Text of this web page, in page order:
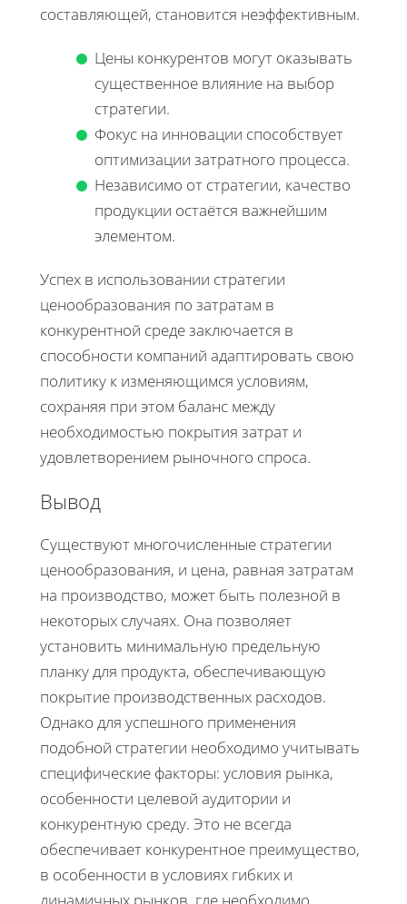
составляющей, становится неэффективным.
Цены конкурентов могут оказывать
существенное влияние на выбор
стратегии.
Фокус на инновации способствует
оптимизации затратного процесса.
Независимо от стратегии, качество
продукции остаётся важнейшим
элементом.
Успех в использовании стратегии
ценообразования по затратам в
конкурентной среде заключается в
способности компаний адаптировать свою
политику к изменяющимся условиям,
сохраняя при этом баланс между
необходимостью покрытия затрат и
удовлетворением рыночного спроса.
Вывод
Существуют многочисленные стратегии
ценообразования, и цена, равная затратам
на производство, может быть полезной в
некоторых случаях. Она позволяет
установить минимальную предельную
планку для продукта, обеспечивающую
покрытие производственных расходов.
Однако для успешного применения
подобной стратегии необходимо учитывать
специфические факторы: условия рынка,
особенности целевой аудитории и
конкурентную среду. Это не всегда
обеспечивает конкурентное преимущество,
в особенности в условиях гибких и
динамичных рынков, где необходимо